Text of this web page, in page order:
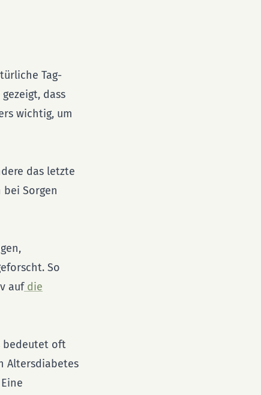
Tag-
dass
wichtig, um
das letzte
Sorgen
So
aufdie
bedeutet oft
Altersdiabetes